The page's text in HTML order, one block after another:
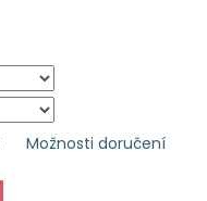
Možnosti doručení